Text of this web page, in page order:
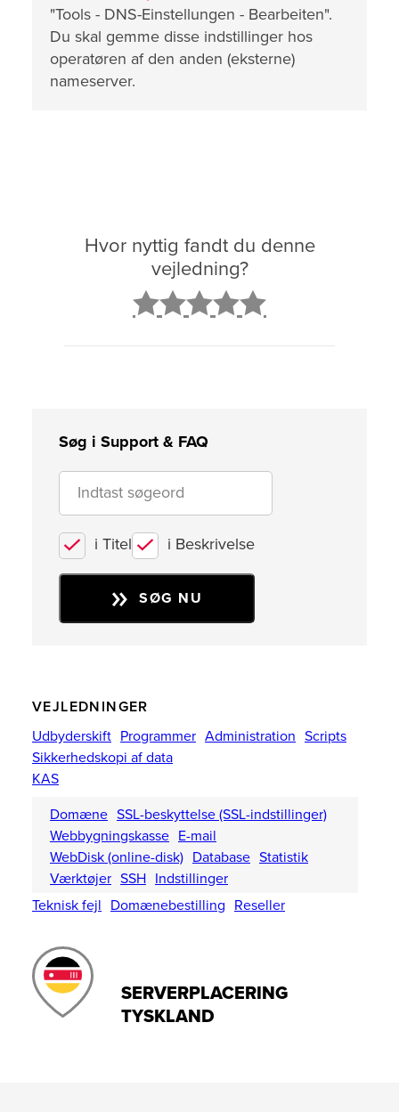
"Tools - DNS-Einstellungen - Bearbeiten".
Du skal gemme disse indstillinger hos
operatøren af den anden (eksterne)
nameserver.
Hvor nyttig fandt du denne
vejledning?
Søg i Support & FAQ
i Titel i Beskrivelse
SØG NU
VEJLEDNINGER
Udbyderskift Programmer Administration Scripts
Sikkerhedskopi af data
KAS
Domæne SSL-beskyttelse (SSL-indstillinger)
Webbygningskasse E-mail
WebDisk (online-disk) Database Statistik
Værktøjer SSH Indstillinger
Teknisk fejl Domænebestilling Reseller
SERVERPLACERING
TYSKLAND